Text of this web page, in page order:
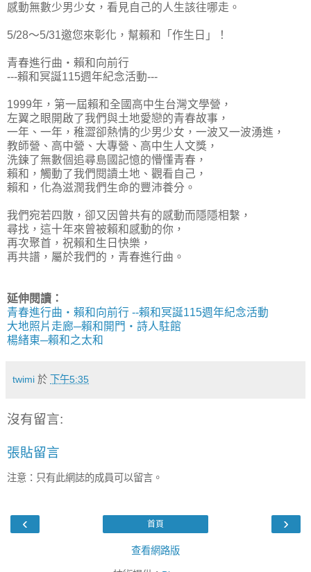
感動無數少男少女，看見自己的人生該往哪走。
5/28～5/31邀您來彰化，幫賴和「作生日」！
青春進行曲‧賴和向前行
---賴和冥誕115週年紀念活動---
1999年，第一屆賴和全國高中生台灣文學營，
左翼之眼開啟了我們與土地愛戀的青春故事，
一年、一年，稚澀卻熱情的少男少女，一波又一波湧進，
教師營、高中營、大專營、高中生人文獎，
洗鍊了無數個追尋島國記憶的懵懂青春，
賴和，觸動了我們閱讀土地、觀看自己，
賴和，化為滋潤我們生命的豐沛養分。
我們宛若四散，卻又因曾共有的感動而隱隱相繫，
尋找，這十年來曾被賴和感動的你，
再次聚首，祝賴和生日快樂，
再共譜，屬於我們的，青春進行曲。
延伸閱讀：
青春進行曲‧賴和向前行 --賴和冥誕115週年紀念活動
大地照片走廊─賴和開門‧詩人駐館
楊緒東─賴和之太和
twimi 於 下午5:35
沒有留言:
張貼留言
注意：只有此網誌的成員可以留言。
‹ ›
首頁
查看網路版